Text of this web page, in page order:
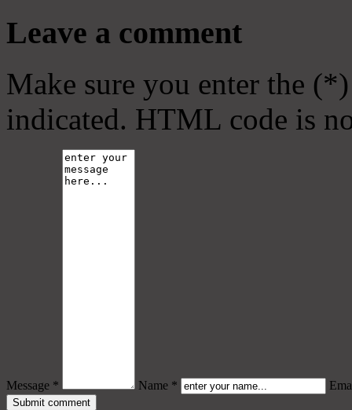
Leave a comment
Make sure you enter the
indicated. HTML code is
Message * Name *